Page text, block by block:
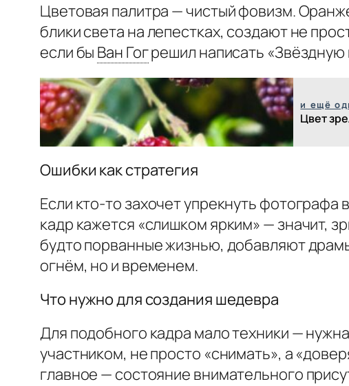
Цветовая палитра — чистый фовизм.
блики света на лепестках, создают не
если бы Ван Гогрешил написать «Звёздную
и ещё
Цвет
Ошибки как стратегия
Если кто-то захочет упрекнуть
кадр кажется «слишком ярким» — значит,
будто порванные жизнью, добавляют
огнём, но и временем.
Что нужно для создания шедевра
Для подобного кадра мало техники —
участником, не просто «снимать», а
главное — состояние внимательного